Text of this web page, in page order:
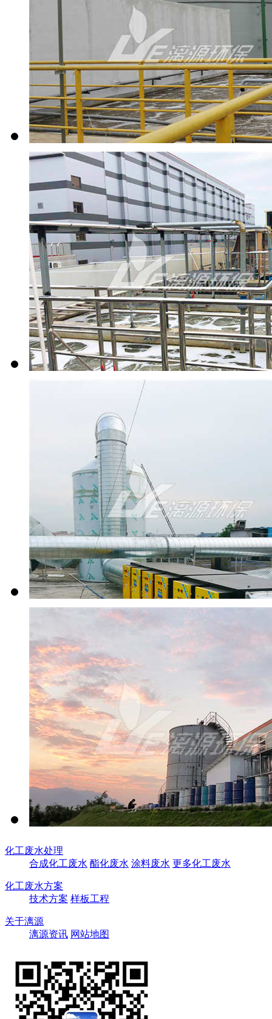
化工废水处理
合成化工废水 酯化废水 涂料废水 更多化工废水
化工废水方案
技术方案 样板工程
关于漓源
漓源资讯 网站地图